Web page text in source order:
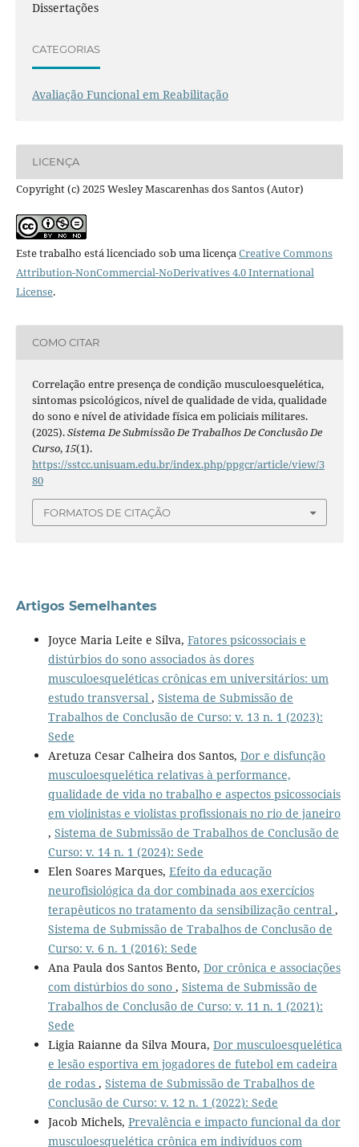
Dissertações
CATEGORIAS
Avaliação Funcional em Reabilitação
LICENÇA
Copyright (c) 2025 Wesley Mascarenhas dos Santos (Autor)
Este trabalho está licenciado sob uma licençaCreative Commons
Attribution-NonCommercial-NoDerivatives 4.0 International
License.
COMO CITAR
Correlação entre presença de condição musculoesquelética,
sintomas psicológicos, nível de qualidade de vida, qualidade
do sono e nível de atividade física em policiais militares.
(2025).Sistema De Submissão De Trabalhos De Conclusão De
Curso,15(1).
https://sstcc.unisuam.edu.br/index.php/ppgcr/article/view/3
80
FORMATOS DE CITAÇÃO
Artigos Semelhantes
Joyce Maria Leite e Silva, Fatores psicossociais e
distúrbios do sono associados às dores
musculoesqueléticas crônicas em universitários: um
estudo transversal , Sistema de Submissão de
Trabalhos de Conclusão de Curso: v. 13 n. 1 (2023):
Sede
Aretuza Cesar Calheira dos Santos, Dor e disfunção
musculoesquelética relativas à performance,
qualidade de vida no trabalho e aspectos psicossociais
em violinistas e violistas profissionais no rio de janeiro
, Sistema de Submissão de Trabalhos de Conclusão de
Curso: v. 14 n. 1 (2024): Sede
Elen Soares Marques, Efeito da educação
neurofisiológica da dor combinada aos exercícios
terapêuticos no tratamento da sensibilização central ,
Sistema de Submissão de Trabalhos de Conclusão de
Curso: v. 6 n. 1 (2016): Sede
Ana Paula dos Santos Bento, Dor crônica e associações
com distúrbios do sono , Sistema de Submissão de
Trabalhos de Conclusão de Curso: v. 11 n. 1 (2021):
Sede
Ligia Raianne da Silva Moura, Dor musculoesquelética
e lesão esportiva em jogadores de futebol em cadeira
de rodas , Sistema de Submissão de Trabalhos de
Conclusão de Curso: v. 12 n. 1 (2022): Sede
Jacob Michels, Prevalência e impacto funcional da dor
musculoesquelética crônica em indivíduos com